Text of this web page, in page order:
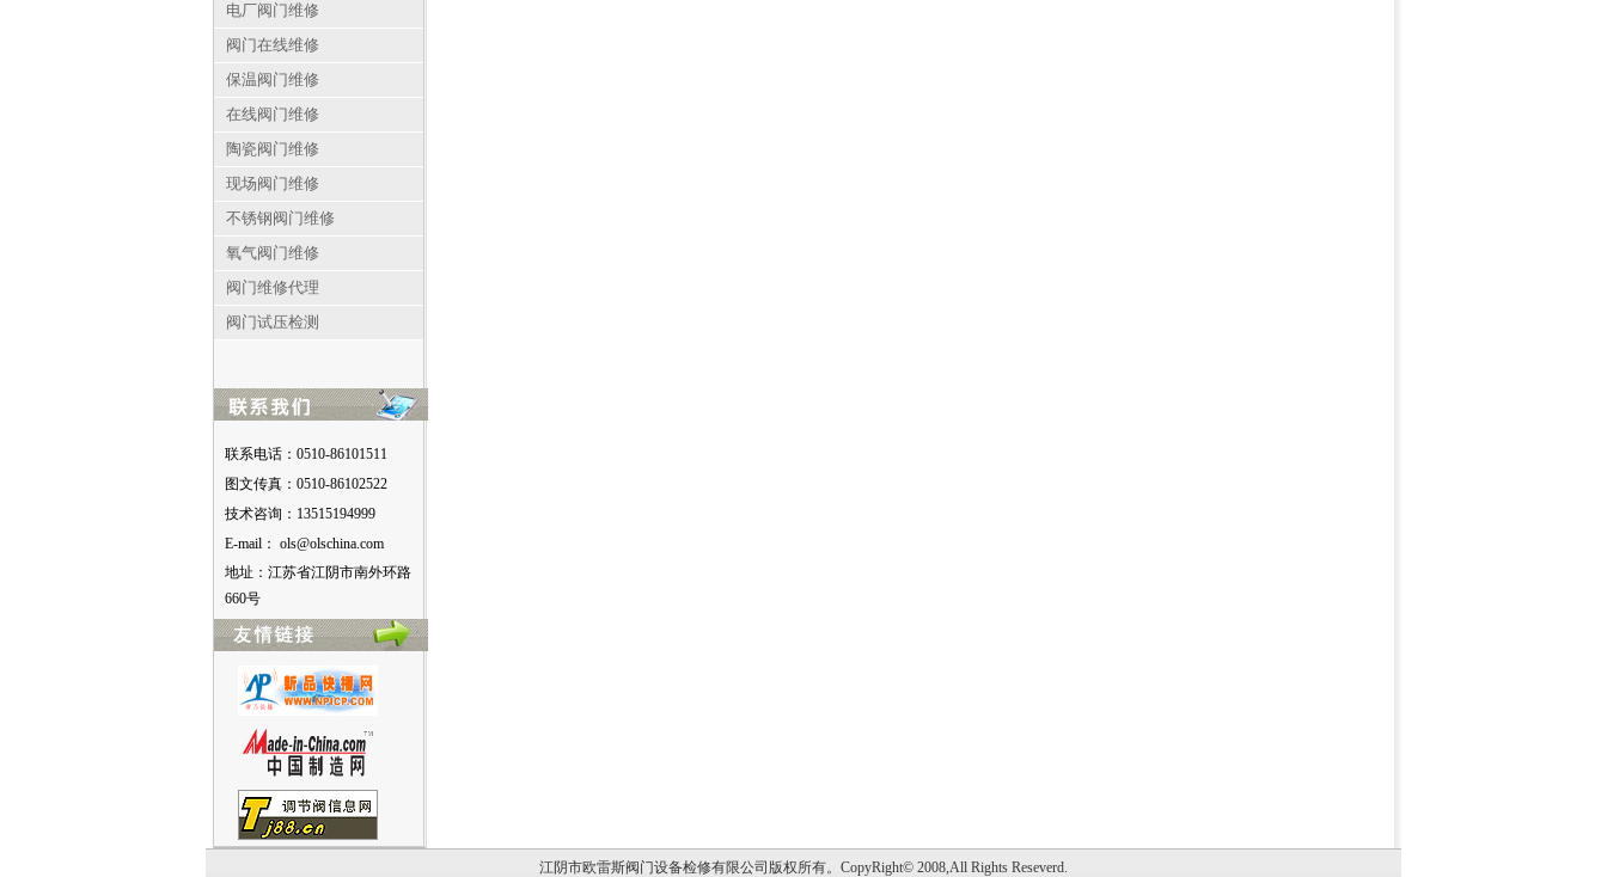
电厂阀门维修
阀门在线维修
保温阀门维修
在线阀门维修
陶瓷阀门维修
现场阀门维修
不锈钢阀门维修
氧气阀门维修
阀门维修代理
阀门试压检测
联系电话：0510-86101511
图文传真：0510-86102522
技术咨询：13515194999
E-mail： moc.anihcslo@slo
地址：江苏省江阴市南外环路
660号
江阴市欧雷斯阀门设备检修有限公司版权所有。CopyRight© 2008,All Rights Reseverd.